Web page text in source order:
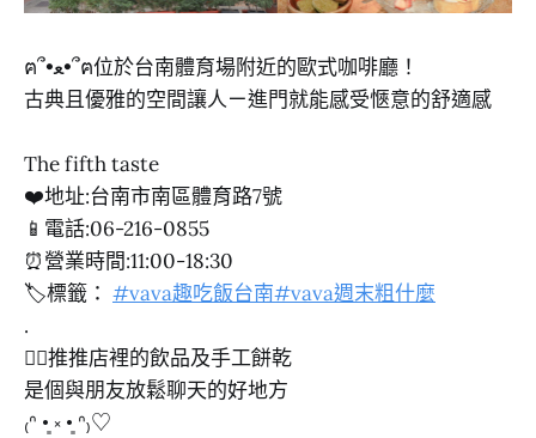
ฅ՞•ﻌ•՞ฅ位於台南體育場附近的歐式咖啡廳！
古典且優雅的空間讓人ㄧ進門就能感受愜意的舒適感
The fifth taste
❤️地址:台南市南區體育路7號
📱電話:06-216-0855
⏰營業時間:11:00-18:30
🏷️標籤： #vava趣吃飯台南#vava週末粗什麼
.
👍🏻推推店裡的飲品及手工餅乾
是個與朋友放鬆聊天的好地方
₍ᐢ •͈ ༝ •͈ ᐢ₎♡